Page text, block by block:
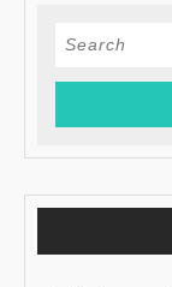
Search